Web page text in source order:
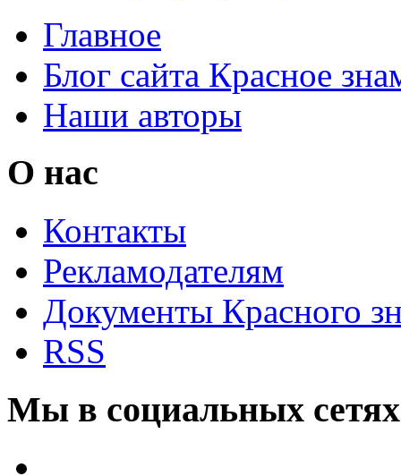
Главное
Блог сайта Красное
Наши авторы
О нас
Контакты
Рекламодателям
Документы Красного
RSS
Мы в социальных сетях